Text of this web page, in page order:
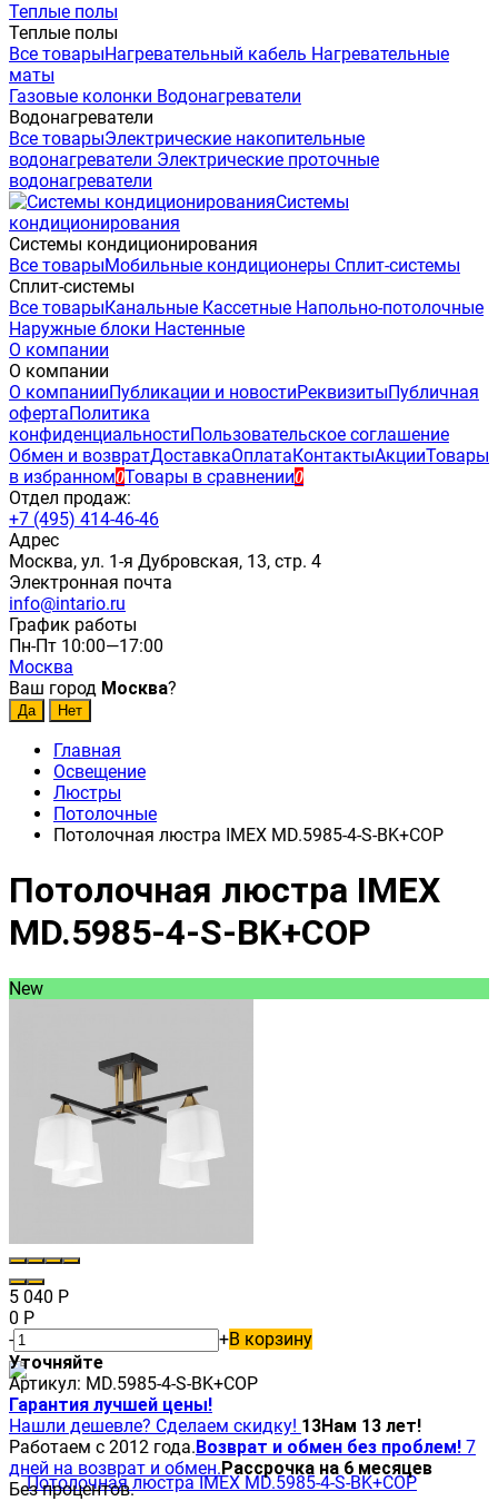
Теплые полы
Теплые полы
Все товарыНагревательный кабель Нагревательные
маты
Газовые колонки Водонагреватели
Водонагреватели
Все товарыЭлектрические накопительные
водонагреватели Электрические проточные
водонагреватели
Системы
кондиционирования
Системы кондиционирования
Все товарыМобильные кондиционеры Сплит-системы
Сплит-системы
Все товарыКанальные Кассетные Напольно-потолочные
Наружные блоки Настенные
О компании
О компании
О компанииПубликации и новостиРеквизитыПубличная
офертаПолитика
конфиденциальностиПользовательское соглашение
Обмен и возвратДоставкаОплатаКонтактыАкцииТовары
в избранном0Товары в сравнении0
Отдел продаж:
+7 (495) 414-46-46
Адрес
Москва, ул. 1-я Дубровская, 13, стр. 4
Электронная почта
info@intario.ru
График работы
Пн-Пт 10:00—17:00
Москва
Ваш город Москва?
Главная
Освещение
Люстры
Потолочные
Потолочная люстра IMEX MD.5985-4-S-BK+COP
Потолочная люстра IMEX
MD.5985-4-S-BK+COP
New
5 040 Р
0 Р
-
+В корзину
Уточняйте
Артикул: MD.5985-4-S-BK+COP
Гарантия лучшей цены!
Нашли дешевле? Сделаем скидку! 13Нам 13 лет!
Работаем с 2012 года.Возврат и обмен без проблем! 7
дней на возврат и обмен.Рассрочка на 6 месяцев
Без процентов.